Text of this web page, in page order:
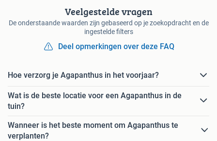
Veelgestelde vragen
De onderstaande waarden zijn gebaseerd op je zoekopdracht en de
ingestelde filters
Deel opmerkingen over deze FAQ
Hoe verzorg je Agapanthus in het voorjaar?
Wat is de beste locatie voor een Agapanthus in de
tuin?
Wanneer is het beste moment om Agapanthus te
verplanten?